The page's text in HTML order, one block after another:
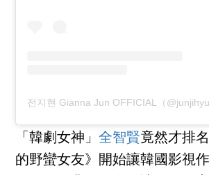
「韓劇女神」全智賢竟然才排
的野蠻女友》開始讓韓國影視